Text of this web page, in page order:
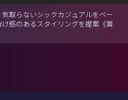
取らないシックカジュアルをベー
け感のあるスタイリングを提案《賞